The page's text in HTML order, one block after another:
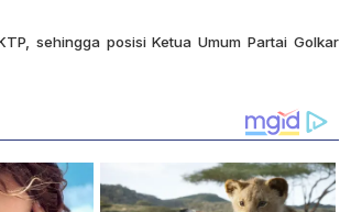
sehingga posisi Ketua Umum Partai Golkar